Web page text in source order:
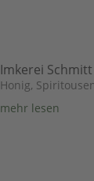
Imkerei Schmitt
Honig,
mehr lesen